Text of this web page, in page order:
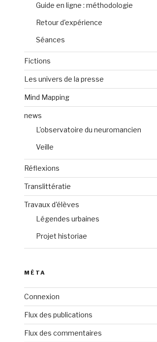
Guide en ligne : méthodologie
Retour d'expérience
Séances
Fictions
Les univers de la presse
Mind Mapping
news
L'observatoire du neuromancien
Veille
Réflexions
Translittératie
Travaux d'élèves
Légendes urbaines
Projet historiae
MÉTA
Connexion
Flux des publications
Flux des commentaires